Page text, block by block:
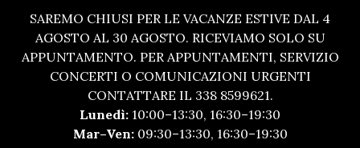
SAREMO CHIUSI PER LE VACANZE ESTIVE DAL 4
AGOSTO AL 30 AGOSTO. RICEVIAMO SOLO SU
APPUNTAMENTO. PER APPUNTAMENTI, SERVIZIO
CONCERTI O COMUNICAZIONI URGENTI
CONTATTARE IL 338 8599621.
Lunedì: 10:00–13:30, 16:30–19:30
Mar–Ven:09:30–13:30, 16:30–19:30